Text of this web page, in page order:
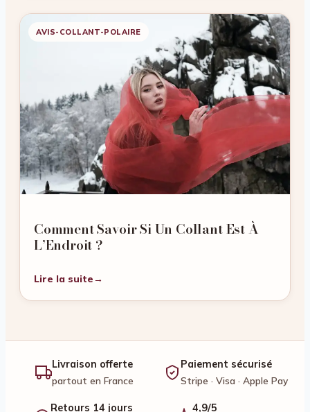
AVIS-COLLANT-POLAIRE
Comment Savoir Si Un Collant Est À
L’Endroit ?
Lire la suite→
Livraison offerte
partout en France
Paiement sécurisé
Stripe · Visa · Apple Pay
Retours 14 jours 4,9/5